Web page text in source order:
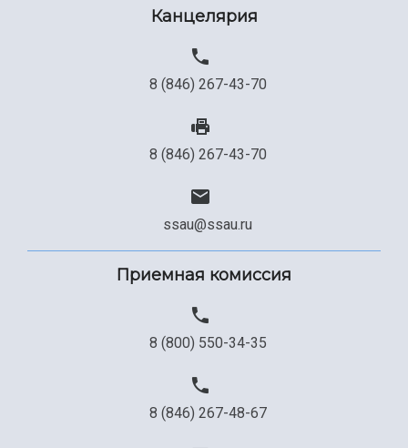
Канцелярия
8 (846) 267-43-70
8 (846) 267-43-70
ssau@ssau.ru
Приемная комиссия
8 (800) 550-34-35
8 (846) 267-48-67